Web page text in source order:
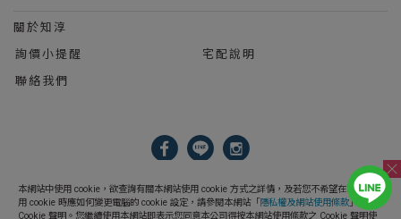
關於知淳
詢價小提醒
宅配說明
聯絡我們
本網站中使用 cookie，欲查詢有關本網站使用 cookie 方式之詳情，及若您不希望在電腦上使
用 cookie 時應如何變更電腦的 cookie 設定，請參閱本網站「隱私權及網站使用條款」之
Cookie 聲明。您繼續使用本網站即表示您同意本公司得按本網站使用條款之 Cookie 聲明使